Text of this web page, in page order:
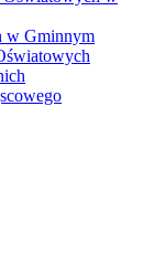
w Gminnym